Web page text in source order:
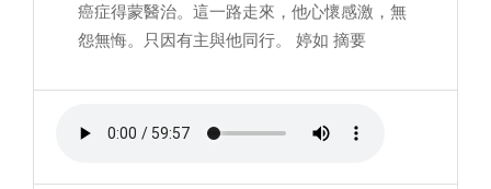
癌症得蒙醫治。這一路走來，他心懷感激，無
怨無悔。只因有主與他同行。 婷如 摘要